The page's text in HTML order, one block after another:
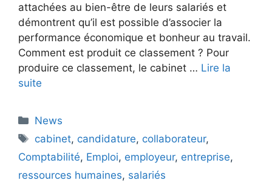
attachées au bien-être de leurs salariés et
démontrent qu’il est possible d’associer la
performance économique et bonheur au travail.
Comment est produit ce classement ? Pour
produire ce classement, le cabinet … Lire la
suite
Catégories
News
Étiquettes
cabinet, candidature, collaborateur,
Comptabilité, Emploi, employeur, entreprise,
ressources humaines, salariés